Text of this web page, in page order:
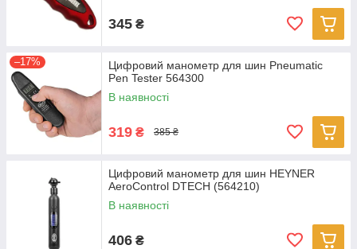
345 ₴
–17%
Цифровий манометр для шин Pneumatic
Pen Tester 564300
В наявності
319 ₴ 385 ₴
Цифровий манометр для шин HEYNER
AeroControl DTECH (564210)
В наявності
406 ₴